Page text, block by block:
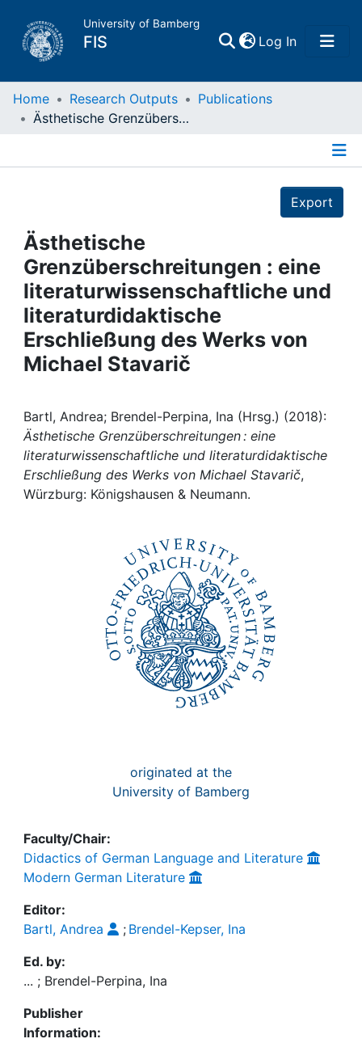
University of Bamberg
FIS Log In(current)
Home
Projects
People
Institutions
Awards
Help
Home Research Outputs
Publications
Ästhetische Grenzüberschreitungen : eine literaturwissenschaftliche und literaturdidaktische Erschließung des Werks von Michael Stavarič
Export
Ästhetische
Grenzüberschreitungen : eine
literaturwissenschaftliche und
literaturdidaktische
Erschließung des Werks von
Michael Stavarič
Bartl, Andrea; Brendel-Perpina, Ina (Hrsg.) (2018):
Ästhetische Grenzüberschreitungen : eine
literaturwissenschaftliche und literaturdidaktische
Erschließung des Werks von Michael Stavarič,
Würzburg: Königshausen & Neumann.
originated at the
University of Bamberg
Faculty/Chair:
Didactics of German Language and Literature
Modern German Literature
Editor:
Bartl, Andrea
; Brendel-Kepser, Ina
Ed. by:
... ; Brendel-Perpina, Ina
Publisher
Information: